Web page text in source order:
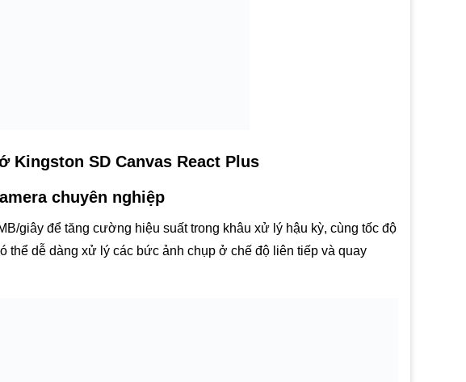
Kingston SD Canvas React Plus
chuyên nghiệp
giây để tăng cường hiệu suất trong khâu xử lý hậu kỳ, cùng tốc độ
thể dễ dàng xử lý các bức ảnh chụp ở chế độ liên tiếp và quay